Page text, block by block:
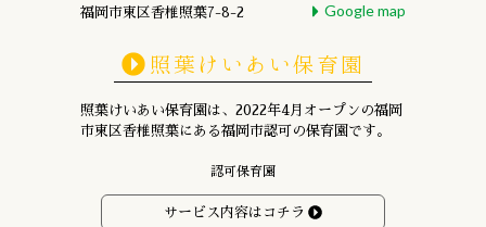
福岡市東区香椎照葉7-8-2 Google map
照葉けいあい保育園
照葉けいあい保育園は、 2022年4月オープンの福岡
市東区香椎照葉にある福岡市認可の保育園です。
認可保育園
サービス内容はコチラ